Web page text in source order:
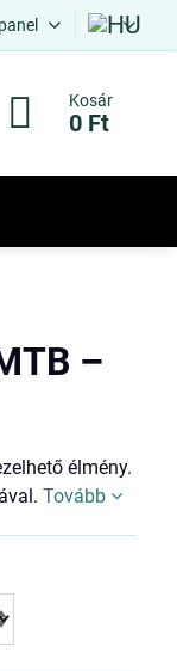
Kosár
0 Ft
–
élmény.
Tovább